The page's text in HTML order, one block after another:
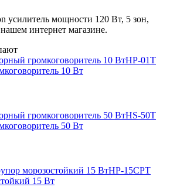
усилитель мощности 120 Вт, 5 зон,
интернет магазине.
HP-01T
10 Вт
HS-50T
50 Вт
HP-15CPT
15 Вт